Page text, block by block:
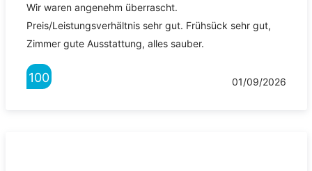
Wir waren angenehm überrascht.
Preis/Leistungsverhältnis sehr gut. Frühsück sehr gut,
Zimmer gute Ausstattung, alles sauber.
100 01/09/2026